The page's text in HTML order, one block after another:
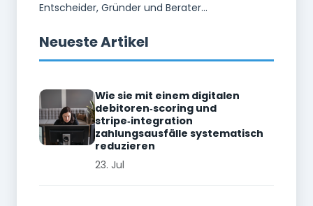
Entscheider, Gründer und Berater...
Neueste Artikel
Wie sie mit einem digitalen
debitoren‑scoring und
stripe‑integration
zahlungsausfälle systematisch
reduzieren
23. Jul